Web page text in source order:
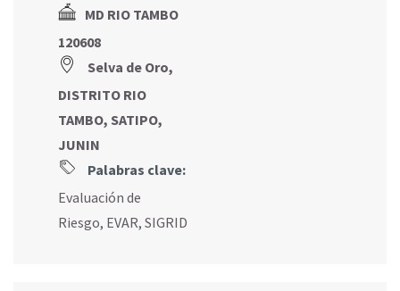
MD RIO TAMBO
120608
Selva de Oro,
DISTRITO RIO
TAMBO, SATIPO,
JUNIN
Palabras clave:
Evaluación de
Riesgo, EVAR, SIGRID